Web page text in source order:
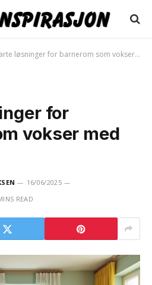
løsninger for barnerom som vokser med barnet
for
vokser med
16/06/2025
READ